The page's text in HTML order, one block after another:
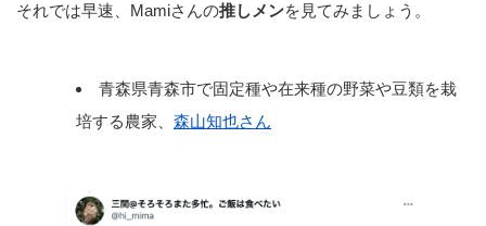
それでは早速、Mamiさんの推しメンを見てみましょう。
青森県青森市で固定種や在来種の野菜や豆類を栽
培する農家、 森山知也さん